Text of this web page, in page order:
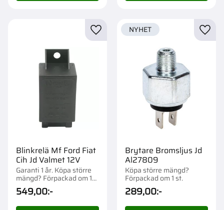
Blinkrelä Mf Ford Fiat
Cih Jd Valmet 12V
Garanti 1 år. Köpa större
mängd? Förpackad om 1
st.
549,00:-
Lägg till i favoriter
Brytare Bromsljus Jd
Al27809
Köpa större mängd?
Förpackad om 1 st.
289,00:-
NYHET